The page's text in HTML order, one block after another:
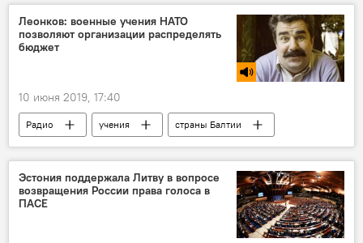
Леонков: военные учения НАТО
позволяют организации распределять
бюджет
10 июня 2019, 17:40
Радио учения страны Балтии
Эстония поддержала Литву в вопросе
возвращения России права голоса в
ПАСЕ